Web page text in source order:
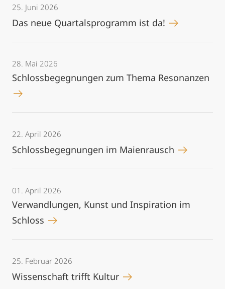
25. Juni 2026
Das neue Quartalsprogramm ist da!
28. Mai 2026
Schlossbegegnungen zum Thema Resonanzen
22. April 2026
Schlossbegegnungen im Maienrausch
01. April 2026
Verwandlungen, Kunst und Inspiration im
Schloss
25. Februar 2026
Wissenschaft trifft Kultur